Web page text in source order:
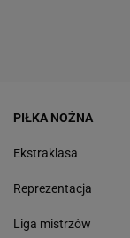
PIŁKA NOŻNA
Ekstraklasa
Reprezentacja
Liga mistrzów